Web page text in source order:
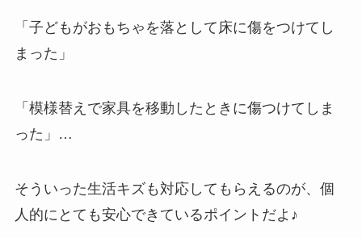
「子どもがおもちゃを落として床に傷をつけてし
まった」
「模様替えで家具を移動したときに傷つけてしま
った」…
そういった生活キズも対応してもらえるのが、個
人的にとても安心できているポイントだよ♪